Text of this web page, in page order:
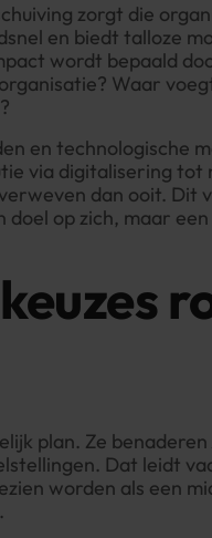
zorgt die
en biedt talloze
wordt bepaald
Waar
en technologische
via digitalisering tot
dan ooit. Dit
op zich, maar
plan. Ze
Dat leidt
worden als een